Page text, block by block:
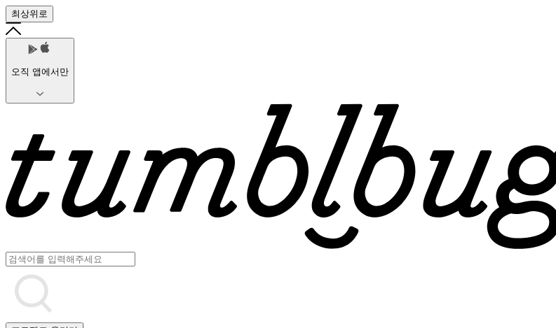
최상위로
오직 앱에서만